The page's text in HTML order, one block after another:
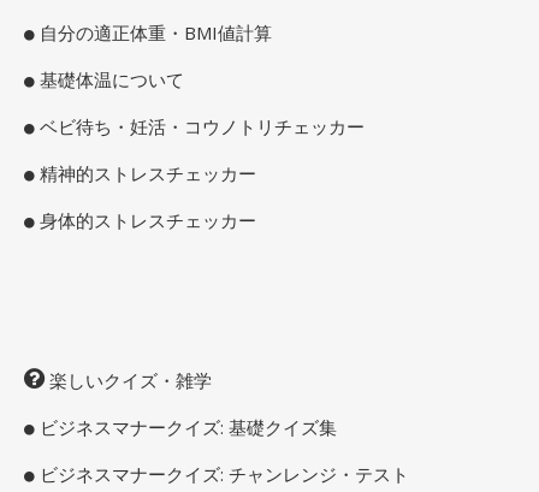
自分の適正体重・BMI値計算
基礎体温について
ベビ待ち・妊活・コウノトリチェッカー
精神的ストレスチェッカー
身体的ストレスチェッカー
楽しいクイズ・雑学
ビジネスマナークイズ: 基礎クイズ集
ビジネスマナークイズ: チャンレンジ・テスト